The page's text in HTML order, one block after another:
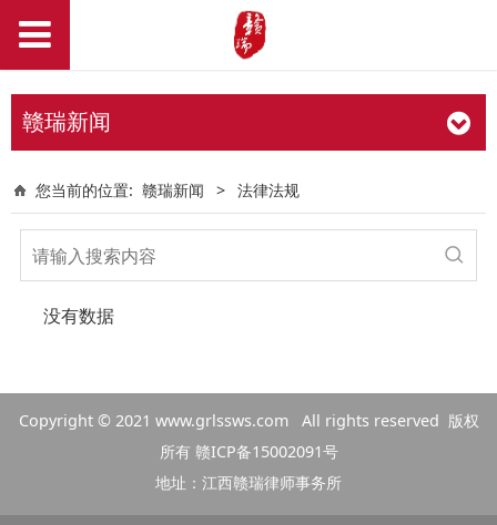
赣瑞新闻
您当前的位置: 赣瑞新闻 > 法律法规
没有数据
Copyright © 2021 www.grlssws.comAll rights reserved 版权
所有 赣ICP备15002091号
地址：江西赣瑞律师事务所